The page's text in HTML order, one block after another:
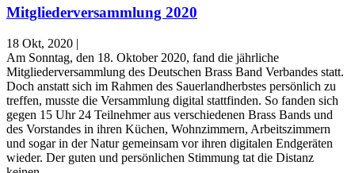
Mitgliederversammlung 2020
18 Okt, 2020 |
Am Sonntag, den 18. Oktober 2020, fand die jährliche
Mitgliederversammlung des Deutschen Brass Band Verbandes statt.
Doch anstatt sich im Rahmen des Sauerlandherbstes persönlich zu
treffen, musste die Versammlung digital stattfinden. So fanden sich
gegen 15 Uhr 24 Teilnehmer aus verschiedenen Brass Bands und
des Vorstandes in ihren Küchen, Wohnzimmern, Arbeitszimmern
und sogar in der Natur gemeinsam vor ihren digitalen Endgeräten
wieder. Der guten und persönlichen Stimmung tat die Distanz